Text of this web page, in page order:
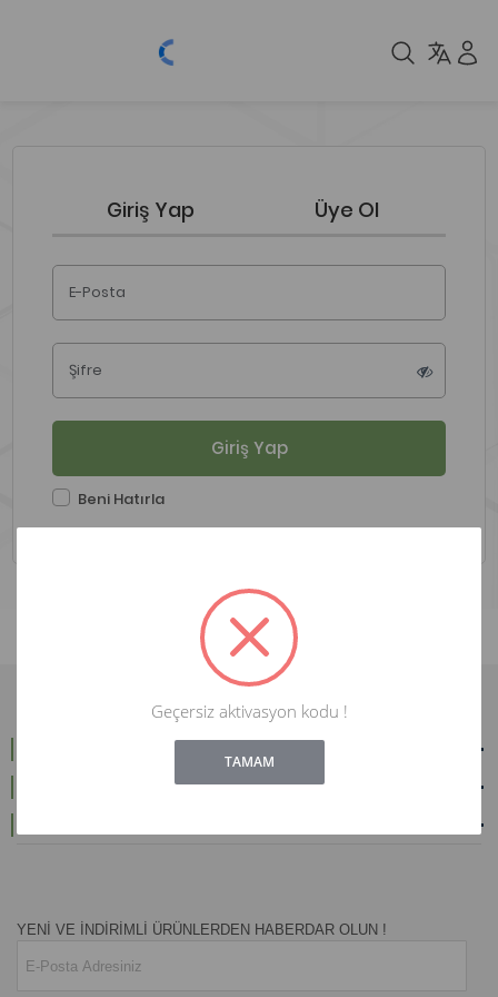
Giriş Yap Üye Ol
E-Posta
Şifre
Giriş Yap
Beni Hatırla
YETKİLİ SATIŞ MAĞAZALARIMIZ
YENİ VE İNDİRİMLİ ÜRÜNLERDEN HABERDAR OLUN !
Geçersiz aktivasyon kodu !
! Not valid!
TAMAM